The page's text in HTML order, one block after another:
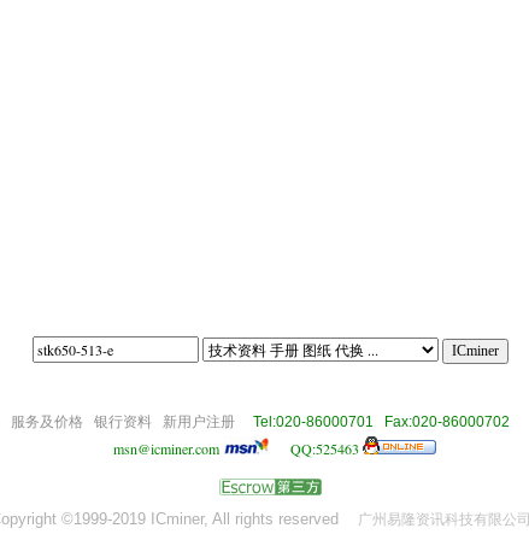
服务及价格 银行资料 新用户注册 Tel:020-86000701 Fax:020-86000702
msn@icminer.com QQ:525463
©1999-2019 ICminer, All rights reserved 广州易隆资讯科技有限公司